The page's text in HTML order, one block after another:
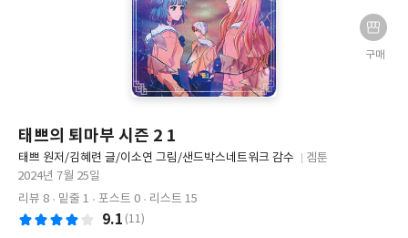
구매
태쁘의 퇴마부 시즌 2 1
글
쓴
태쁘 원저/김혜련 글/이소연 그림/샌드박스네트워크 감수
겜툰
2024년 7월 25일
리뷰 8
밑줄 1 포스트 0 리스트 15
9.1 (11)